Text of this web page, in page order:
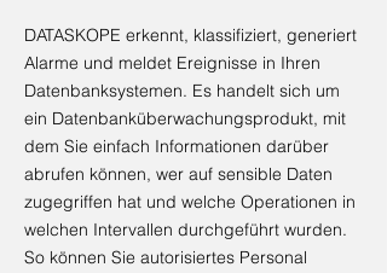
DATASKOPE erkennt, klassifiziert, generiert
Alarme und meldet Ereignisse in Ihren
Datenbanksystemen. Es handelt sich um
ein Datenbanküberwachungsprodukt, mit
dem Sie einfach Informationen darüber
abrufen können, wer auf sensible Daten
zugegriffen hat und welche Operationen in
welchen Intervallen durchgeführt wurden.
So können Sie autorisiertes Personal